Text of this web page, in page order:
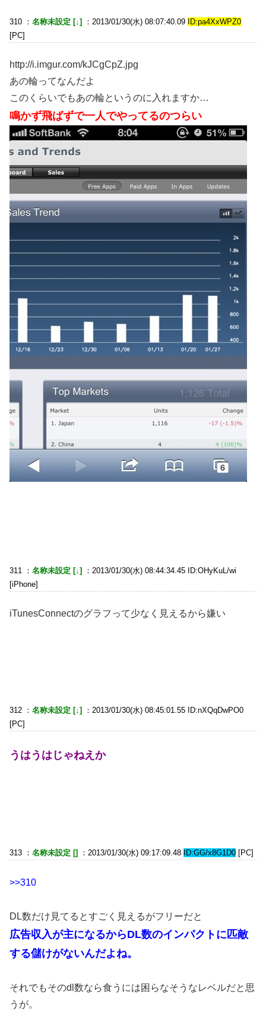
310 ： 名称未設定 [↓] ：2013/01/30(水) 08:07:40.09 ID:pa4XxWPZ0
[PC]
http://i.imgur.com/kJCgCpZ.jpg
あの輪ってなんだよ
このくらいでもあの輪というのに入れますか…
鳴かず飛ばずで一人でやってるのつらい
311 ： 名称未設定 [↓] ：2013/01/30(水) 08:44:34.45 ID:OHyKuL/wi
[iPhone]
iTunesConnectのグラフって少なく見えるから嫌い
312 ： 名称未設定 [↓]
：2013/01/30(水) 08:45:01.55 ID:nXQqDwPO0
[PC]
うはうはじゃねえか
313 ： 名称未設定 [] ：2013/01/30(水) 09:17:09.48 ID:GG/x8G1D0 [PC]
>>310
DL数だけ見てるとすごく見えるがフリーだと
広告収入が主になるからDL数のインパクトに匹敵
する儲けがないんだよね。
それでもそのdl数なら食うには困らなそうなレベルだと思
うが。